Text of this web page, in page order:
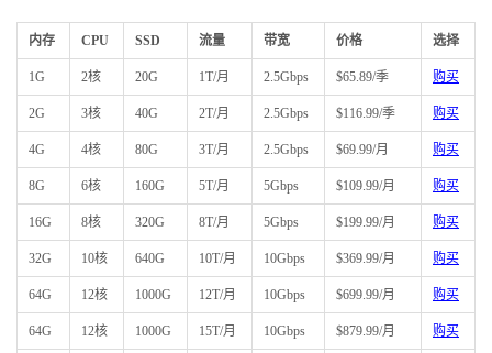
内存 CPU SSD 流量 带宽 价格 选择
1G 2核 20G 1T/月 2.5Gbps $65.89/季 购买
2G 3核 40G 2T/月 2.5Gbps $116.99/季 购买
4G 4核 80G 3T/月 2.5Gbps $69.99/月 购买
8G 6核 160G 5T/月 5Gbps $109.99/月 购买
16G 8核 320G 8T/月 5Gbps $199.99/月 购买
32G 10核 640G 10T/月 10Gbps $369.99/月 购买
64G 12核 1000G 12T/月 10Gbps $699.99/月 购买
64G 12核 1000G 15T/月 10Gbps $879.99/月 购买